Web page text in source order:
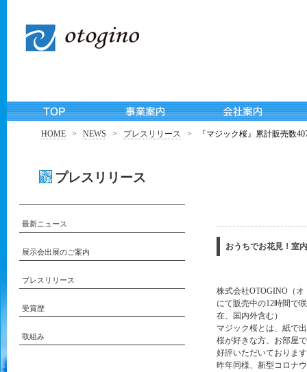
HOME > NEWS > プレスリリース > 『マジック桜』累計販売数
プレスリリース
おうちでお花見！室
株式会社OTOGINO（オ
にて販売中の12時間で
在、国内外含む）
マジック桜とは、紙で
桜が好きな方、お部屋
好評いただいておりま
昨年同様、新型コロナ
最新ニュース
展示会出展のご案内
プレスリリース
受賞歴
取組み